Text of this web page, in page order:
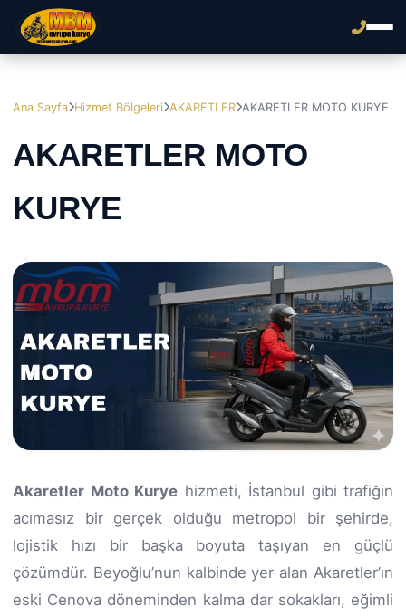
Ana Sayfa Hizmet Bölgeleri AKARETLER AKARETLER MOTO KURYE
AKARETLER MOTO
KURYE
Akaretler Moto Kurye hizmeti, İstanbul gibi trafiğin
acımasız bir gerçek olduğu metropol bir şehirde,
lojistik hızı bir başka boyuta taşıyan en güçlü
çözümdür. Beyoğlu’nun kalbinde yer alan Akaretler’ın
eski Cenova döneminden kalma dar sokakları, eğimli